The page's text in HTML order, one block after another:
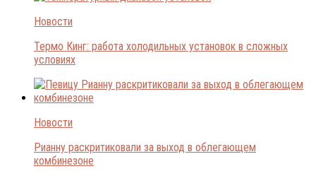
Новости
Термо Кинг: работа холодильных установок в сложных
условиях
Новости
Рианну раскритиковали за выход в облегающем
комбинезоне